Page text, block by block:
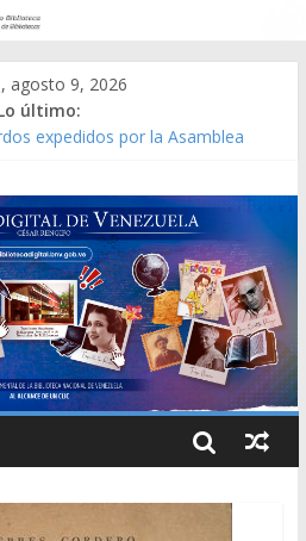
agosto 9, 2026
último:
expedidos por la Asamblea
gráfico]
de Venezuela año CXXXIII Mes V,
N° 38.394
de Modesta Bor